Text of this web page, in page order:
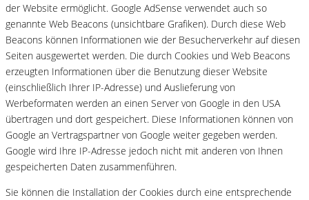
der Website ermöglicht. Google AdSense verwendet auch so
genannte Web Beacons (unsichtbare Grafiken). Durch diese Web
Beacons können Informationen wie der Besucherverkehr auf diesen
Seiten ausgewertet werden. Die durch Cookies und Web Beacons
erzeugten Informationen über die Benutzung dieser Website
(einschließlich Ihrer IP-Adresse) und Auslieferung von
Werbeformaten werden an einen Server von Google in den USA
übertragen und dort gespeichert. Diese Informationen können von
Google an Vertragspartner von Google weiter gegeben werden.
Google wird Ihre IP-Adresse jedoch nicht mit anderen von Ihnen
gespeicherten Daten zusammenführen.
Sie können die Installation der Cookies durch eine entsprechende